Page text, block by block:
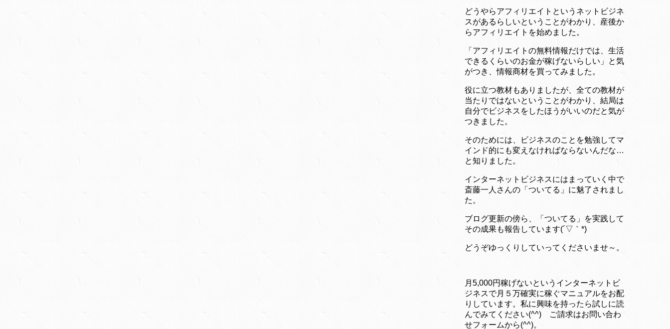
どうやらアフィリエイトというネットビジネ
スがあるらしいということがわかり、産後か
らアフィリエイトを始めました。
「アフィリエイトの無料情報だけでは、生活
できるくらいのお金が稼げないらしい」と気
がつき、情報商材を買ってみました。
役に立つ教材もありましたが、全ての教材が
当たりではないということがわかり、結局は
自分でビジネスをしたほうがいいのだと気が
つきました。
そのためには、ビジネスのことを勉強してマ
インド的にも変えなければならないんだな…
と知りました。
インターネットビジネスにはまっていく中で
斎藤一人さんの「ついてる」に魅了されまし
た。
ブログ更新の傍ら、「ついてる」を実践して
その成果も報告しています(´▽｀*)
どうぞゆっくりしていってくださいませ～。
月5,000円稼げないというインターネットビ
ジネスで月５万確実に稼ぐマニュアルをお配
りしています。私に興味を持ったら試しに読
んでみてください(^^) ご請求はお問い合わ
せフォームから(^^)。